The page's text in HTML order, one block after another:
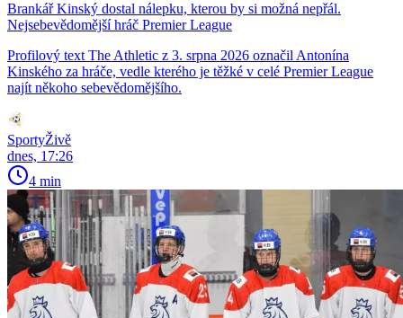
Brankář Kinský dostal nálepku, kterou by si možná nepřál.
Nejsebevědomější hráč Premier League
Profilový text The Athletic z 3. srpna 2026 označil Antonína
Kinského za hráče, vedle kterého je těžké v celé Premier League
najít někoho sebevědomějšího.
SportyŽivě
dnes, 17:26
4 min